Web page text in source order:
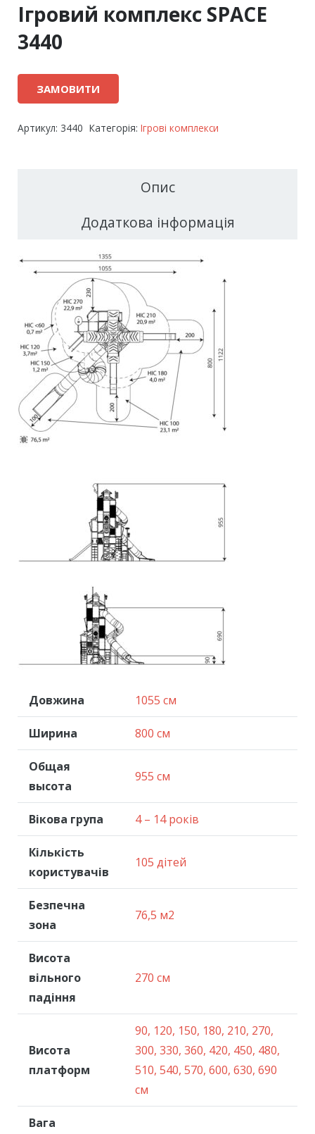
Ігровий комплекс SPACE
3440
ЗАМОВИТИ
Артикул: 3440 Категорія: Ігрові комплекси
Опис
Додаткова інформація
Довжина 1055 см
Ширина 800 см
Общая
высота
955 см
Вікова група 4 – 14 років
Кількість
користувачів
105 дітей
Безпечна
зона
76,5 м2
Висота
вільного
падіння
270 см
Висота
платформ
90, 120, 150, 180, 210, 270,
300, 330, 360, 420, 450, 480,
510, 540, 570, 600, 630, 690
см
Вага